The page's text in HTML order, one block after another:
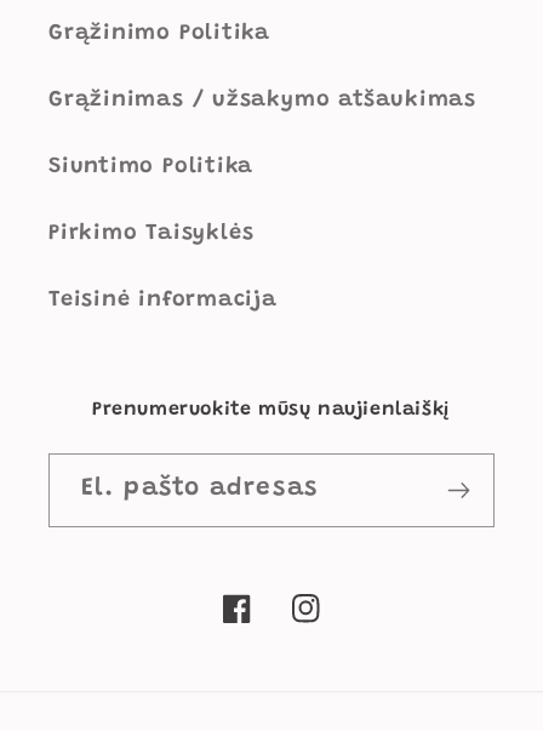
Grąžinimo Politika
Grąžinimas / užsakymo atšaukimas
Siuntimo Politika
Pirkimo Taisyklės
Teisinė informacija
Prenumeruokite mūsų naujienlaiškį
El. pašto adresas
„Facebook“„Instagram“